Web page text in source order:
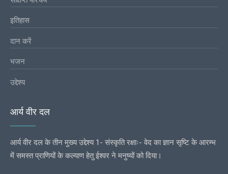
इतिहास
दान करें
भजन
उद्देश्य
आर्य वीर दल
आर्य वीर दल के तीन मुख्य उद्देश्य 1- संस्कृति रक्षाः- वेद का ज्ञान सृष्टि के आरम्भ
में समस्त प्राणियों के कल्याण हेतु ईश्वर ने मनुष्यों को दिया।